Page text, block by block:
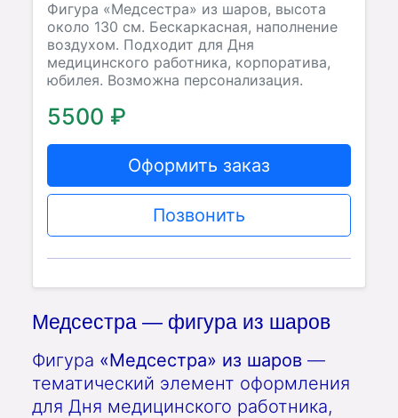
Фигура «Медсестра» из шаров, высота
около 130 см. Бескаркасная, наполнение
воздухом. Подходит для Дня
медицинского работника, корпоратива,
юбилея. Возможна персонализация.
5500 ₽
Оформить заказ
Позвонить
Медсестра — фигура из шаров
Фигура «Медсестра» из шаров —
тематический элемент оформления
для Дня медицинского работника,